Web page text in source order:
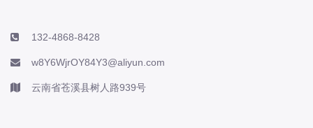
132-4868-8428
w8Y6WjrOY84Y3@aliyun.com
云南省苍溪县树人路939号